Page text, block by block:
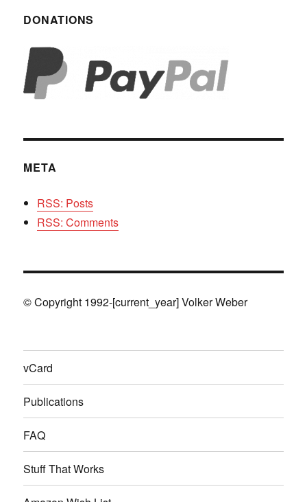
DONATIONS
META
RSS: Posts
RSS: Comments
© Copyright 1992-[current_year] Volker Weber
vCard
Publications
FAQ
Stuff That Works